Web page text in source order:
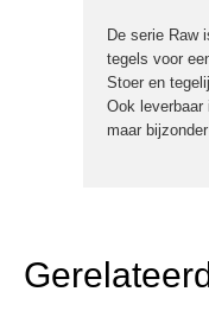
De serie Raw
tegels voor
Stoer en
Ook leverbaar
maar